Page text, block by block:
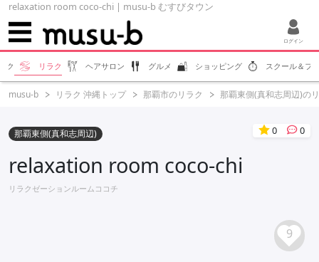
relaxation room coco-chi | musu-b むすびタウン
ログイン
ク リラク ヘアサロン グルメ ショッピング スクール＆フ
musu-b リラク 沖縄トップ 那覇市のリラク 那覇東側(真和志周辺)の
那覇東側(真和志周辺) 0 0
relaxation room coco-chi
リラクゼーションルームココチ
9